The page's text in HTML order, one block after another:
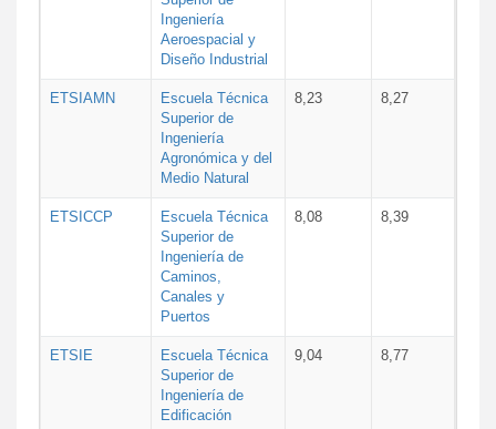
Ingeniería
Aeroespacial y
Diseño Industrial
ETSIAMN
Escuela Técnica
Superior de
Ingeniería
Agronómica y del
Medio Natural
8,23 8,27
ETSICCP
Escuela Técnica
Superior de
Ingeniería de
Caminos,
Canales y
Puertos
8,08 8,39
ETSIE
Escuela Técnica
Superior de
Ingeniería de
Edificación
9,04 8,77